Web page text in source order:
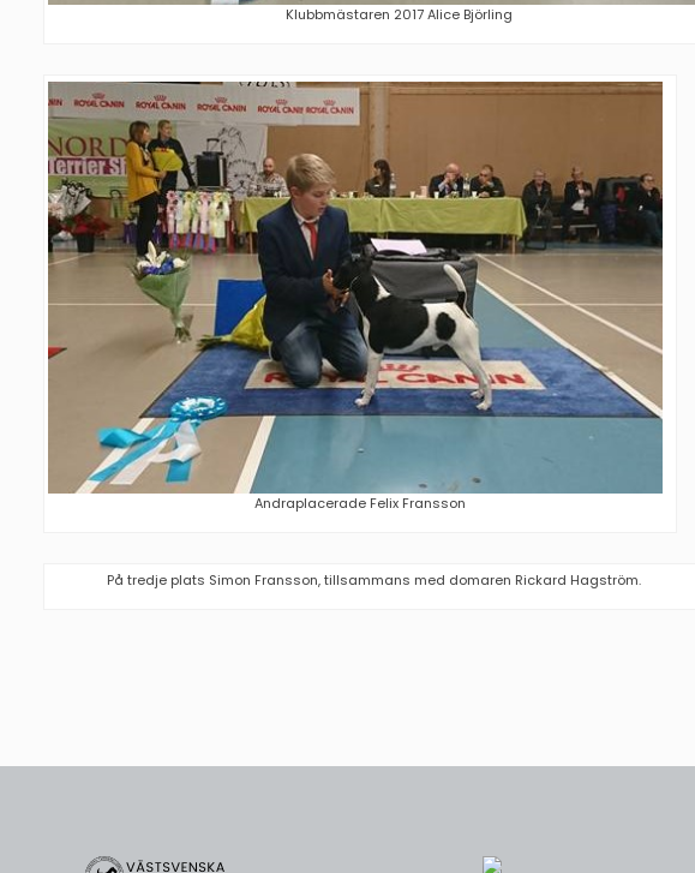
Klubbmästaren 2017 Alice Björling
Andraplacerade Felix Fransson
På tredje plats Simon Fransson, tillsammans med domaren Rickard Hagström.